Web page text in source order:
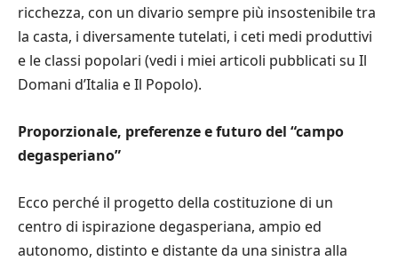
ricchezza, con un divario sempre più insostenibile tra
la casta, i diversamente tutelati, i ceti medi produttivi
e le classi popolari (vedi i miei articoli pubblicati su Il
Domani d’Italia e Il Popolo).
Proporzionale, preferenze e futuro del “campo
degasperiano”
Ecco perché il progetto della costituzione di un
centro di ispirazione degasperiana, ampio ed
autonomo, distinto e distante da una sinistra alla